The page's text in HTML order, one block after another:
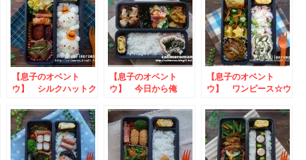
【息子のオベント
ウ】 シルクハットク
【息子のオベント
ウ】 今日から俺
弁当
【息子のオベント
ウ】 ワンピース☆ウ